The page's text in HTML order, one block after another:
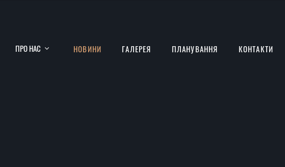
ПРО НАС НОВИНИ ГАЛЕРЕЯ ПЛАНУВАННЯ КОНТАКТИ